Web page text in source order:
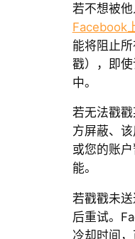
若不想被
Facebook
能将阻止
戳），即
中。
若无法戳
方屏蔽、该
或您的账
能。
若戳戳未
后重试。
冷却时间